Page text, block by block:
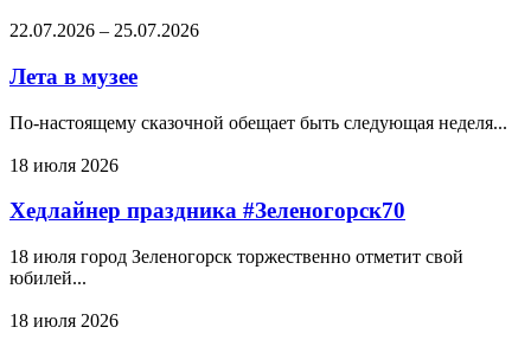
22.07.2026 – 25.07.2026
Лета в музее
По-настоящему сказочной обещает быть следующая неделя...
18 июля 2026
Хедлайнер праздника #Зеленогорск70
18 июля город Зеленогорск торжественно отметит свой
юбилей...
18 июля 2026